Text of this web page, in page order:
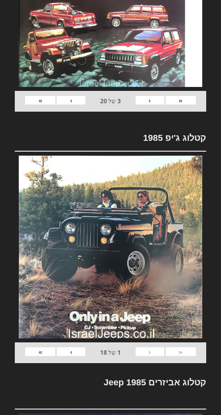
«
‹
3של20
›
»
קטלוג ג'יפ 1985
«
‹
1 של18
›
»
קטלוג אביזרים Jeep 1985